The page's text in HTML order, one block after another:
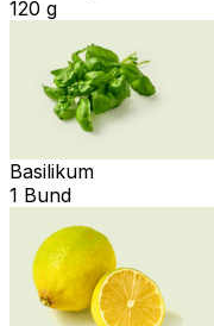
120 g
Basilikum
1 Bund